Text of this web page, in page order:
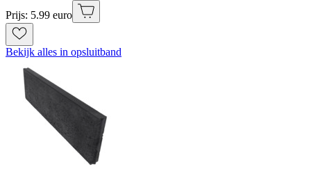
Prijs: 5.99 euro
Bekijk alles in opsluitband